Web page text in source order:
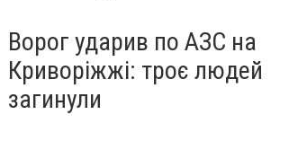
Ворог ударив по АЗС на
Криворіжжі: троє людей
загинули